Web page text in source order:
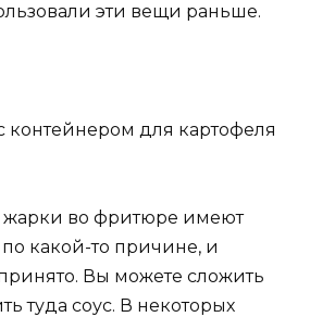
эти вещи раньше.
контейнером для картофеля
жарки во фритюре имеют
какой-то причине, и
Вы можете сложить
туда соус. В некоторых